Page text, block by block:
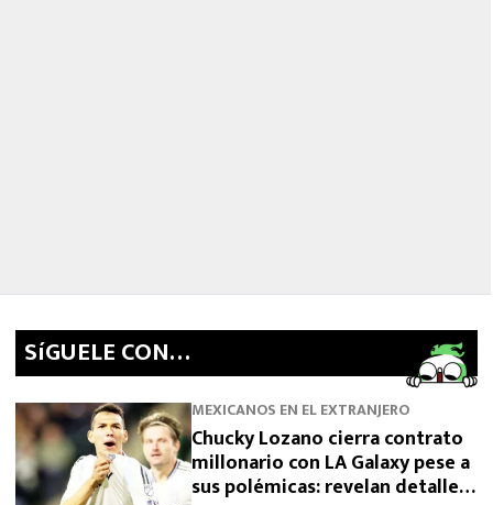
SíGUELE CON…
MEXICANOS EN EL EXTRANJERO
Chucky Lozano cierra contrato
millonario con LA Galaxy pese a
sus polémicas: revelan detalles